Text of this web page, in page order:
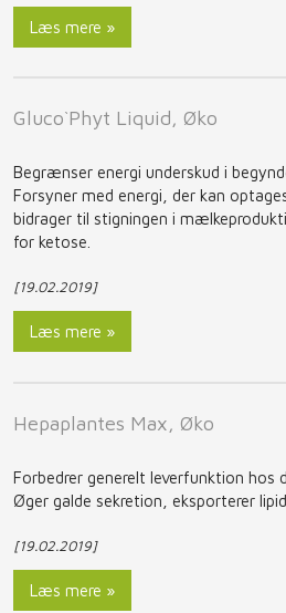
Læs mere »
Gluco`Phyt Liquid, Øko
Begrænser energi underskud i
Forsyner med energi, der kan
bidrager til stigningen i
for ketose.
[19.02.2019]
Læs mere »
Hepaplantes Max, Øko
Forbedrer generelt leverfunktion hos
Øger galde sekretion, eksporterer
[19.02.2019]
Læs mere »